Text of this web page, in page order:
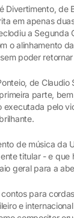
Divertimento,
em apenas
a
o alinhamento
poder
de
parte,
pelo
de música da
titular - e
geral para a
para
e